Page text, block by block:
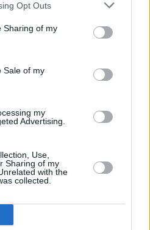
en cuenta que algún
tiene el derecho de
Sus preferencias se aplicarán
de nuevo en este sitio web o
privacidad.
Opt Outs
Sharing of my
Sale of my
my
Advertising.
Use,
Sharing of my
with the
collected.